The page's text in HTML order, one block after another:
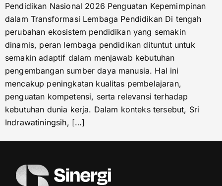
Pendidikan Nasional 2026 Penguatan Kepemimpinan
dalam Transformasi Lembaga Pendidikan Di tengah
perubahan ekosistem pendidikan yang semakin
dinamis, peran lembaga pendidikan dituntut untuk
semakin adaptif dalam menjawab kebutuhan
pengembangan sumber daya manusia. Hal ini
mencakup peningkatan kualitas pembelajaran,
penguatan kompetensi, serta relevansi terhadap
kebutuhan dunia kerja. Dalam konteks tersebut, Sri
Indrawatiningsih, […]